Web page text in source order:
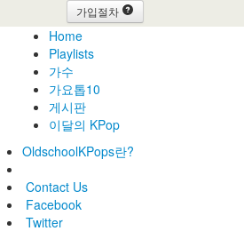
가입절차
Home
Playlists
가수
가요톱10
게시판
이달의 KPop
OldschoolKPops란?
Contact Us
Facebook
Twitter